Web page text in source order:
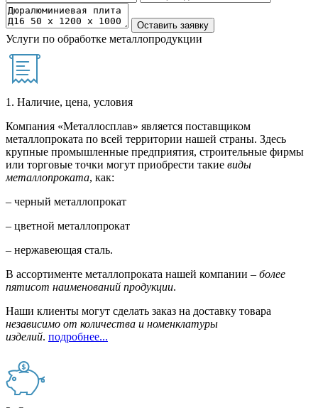
Услуги по обработке металлопродукции
1. Наличие, цена, условия
Компания «Металлосплав» является поставщиком
металлопроката по всей территории нашей страны. Здесь
крупные промышленные предприятия, строительные фирмы
или торговые точки могут приобрести такие виды
металлопроката, как:
– черный металлопрокат
– цветной металлопрокат
– нержавеющая сталь.
В ассортименте металлопроката нашей компании – более
пятисот наименований продукции.
Наши клиенты могут сделать заказ на доставку товара
независимо от количества и номенклатуры
изделий. подробнее...